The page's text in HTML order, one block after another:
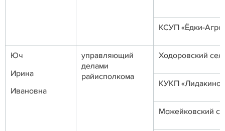
КСУП «Ёдки-
Юч
Ирина
Ивановна
управляющий
делами
райисполкома
Ходоровский
КУКП
Можейковский